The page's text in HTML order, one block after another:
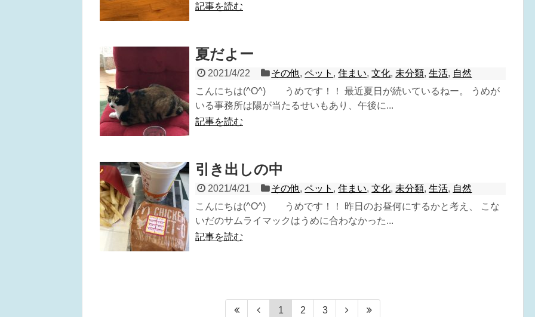
記事を読む
夏だよー
2021/4/22 その他,ペット ,住まい,文化, 未分類,生活, 自然
こんにちは(^O^) うめです！！ 最近夏日が続いているねー。 うめが
いる事務所は陽が当たるせいもあり、午後に...
記事を読む
引き出しの中
2021/4/21 その他,ペット ,住まい,文化, 未分類,生活, 自然
こんにちは(^O^) うめです！！ 昨日のお昼何にするかと考え、 こな
いだのサムライマックはうめに合わなかった...
記事を読む
1 2 3